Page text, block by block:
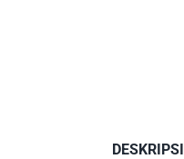
DESKRIPSI